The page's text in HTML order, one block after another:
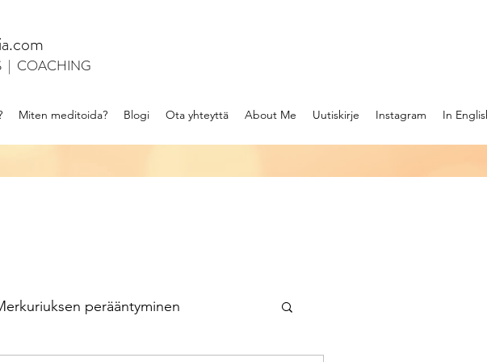
| COACHING
Miten meditoida? Blogi Ota yhteyttä About Me Uutiskirje Instagram In
perääntyminen